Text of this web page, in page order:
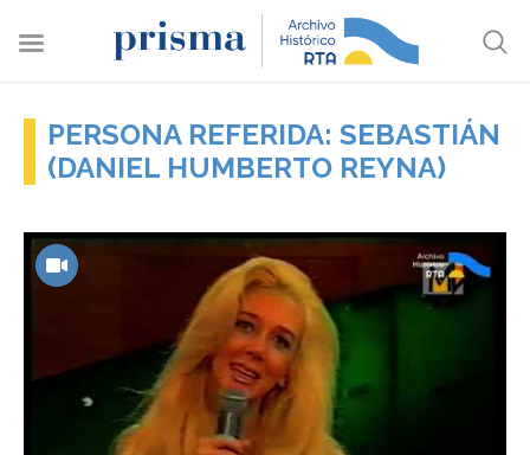
PERSONA REFERIDA: SEBASTIÁN
(DANIEL HUMBERTO REYNA)